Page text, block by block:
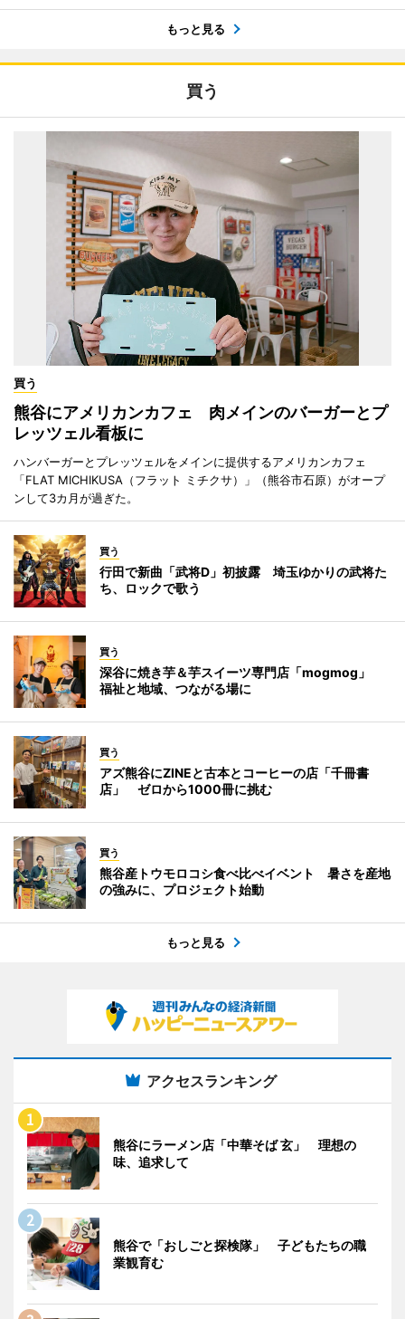
もっと見る
買う
買う
熊谷にアメリカンカフェ 肉メインのバーガーとプ
レッツェル看板に
ハンバーガーとプレッツェルをメインに提供するアメリカンカフェ
「FLAT MICHIKUSA（フラット ミチクサ）」（熊谷市石原）がオープ
ンして3カ月が過ぎた。
買う
行田で新曲「武将D」初披露 埼玉ゆかりの武将た
ち、ロックで歌う
買う
深谷に焼き芋＆芋スイーツ専門店「mogmog」
福祉と地域、つながる場に
買う
アズ熊谷にZINEと古本とコーヒーの店「千冊書
店」 ゼロから1000冊に挑む
買う
熊谷産トウモロコシ食べ比べイベント 暑さを産地
の強みに、プロジェクト始動
もっと見る
アクセスランキング
熊谷にラーメン店「中華そば 玄」 理想の
味、追求して
熊谷で「おしごと探検隊」 子どもたちの職
業観育む